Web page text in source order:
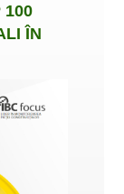
100
ÎN